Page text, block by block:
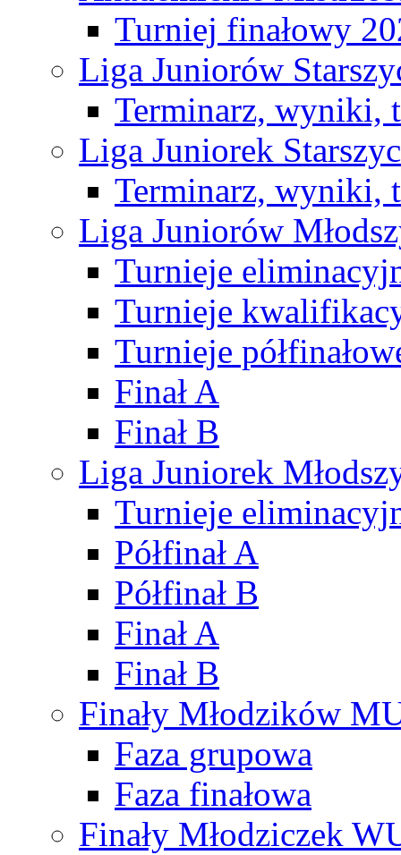
Turniej finałowy
Liga Juniorów
Terminarz, wyniki,
Liga Juniorek
Terminarz, wyniki,
Liga Juniorów
Turnieje
Turnieje
Turnieje
Finał A
Finał B
Liga Juniorek
Turnieje
Półfinał A
Półfinał B
Finał A
Finał B
Finały Młodzików
Faza grupowa
Faza finałowa
Finały Młodziczek